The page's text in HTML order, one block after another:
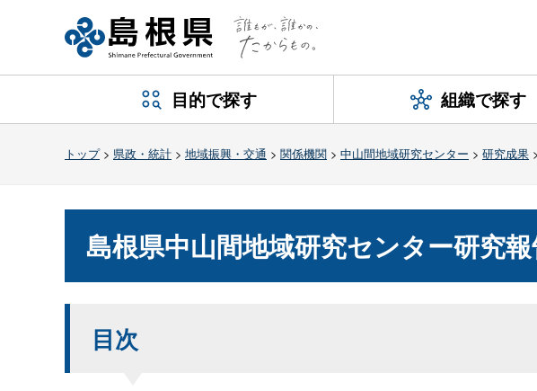
目的で探す 組織で探す
トップ> 県政・統計 > 地域振興・交通 > 関係機関 > 中山間地域研究センター > 研究成果 >
島根県中山間地域研究センター研究
目次